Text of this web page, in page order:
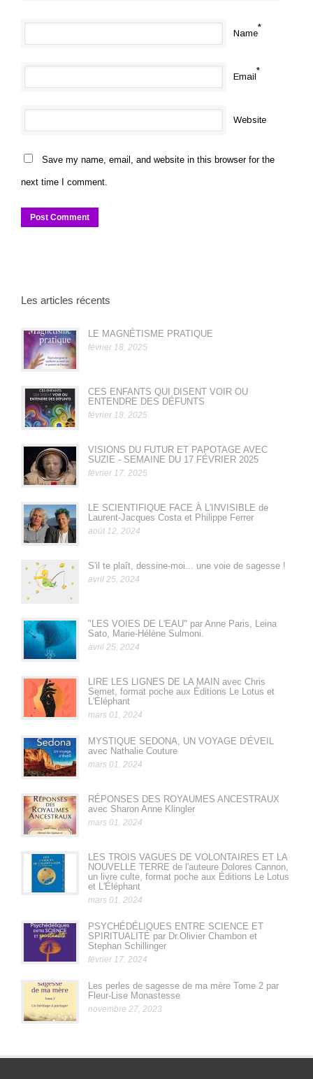
Name
*
Email
*
Website
Save my name, email, and website in this browser for the
next time I comment.
Les articles récents
LE MAGNÉTISME PRATIQUE
février 18, 2025
CES ENFANTS QUI DISENT VOIR OU
ENTENDRE DES DÉFUNTS
février 18, 2025
VISIONS DU FUTUR ET PAPOTAGE AVEC
SUZIE - SEMAINE DU 17 FÉVRIER 2025
février 17, 2025
LE SCIENTIFIQUE FACE À L'INVISIBLE de
Laurent-Jacques Costa et Philippe Ferrer
août 12, 2024
S'il te plaît, dessine-moi... une voie de sagesse !
avril 25, 2024
"LES VOIES DE L'EAU" par Anne Paris, Leina
Sato, Marie-Hélène Sulmoni.
avril 25, 2024
LIRE LES LIGNES DE LA MAIN avec Chris
Semet, format poche aux Éditions Le Lotus et
L'Éléphant
mars 01, 2024
MYSTIQUE SEDONA, UN VOYAGE D'ÉVEIL
avec Nathalie Couture
mars 01, 2024
RÉPONSES DES ROYAUMES ANCESTRAUX
avec Sharon Anne Klingler
mars 01, 2024
LES TROIS VAGUES DE VOLONTAIRES ET LA
NOUVELLE TERRE de l'auteure Dolores Cannon,
un livre culte, format poche aux Éditions Le Lotus
et L'Éléphant
mars 01, 2024
PSYCHÉDÉLIQUES ENTRE SCIENCE ET
SPIRITUALITÉ par Dr.Olivier Chambon et
Stephan Schillinger
février 17, 2024
Les perles de sagesse de ma mère Tome 2 par
Fleur-Lise Monastesse
novembre 27, 2023